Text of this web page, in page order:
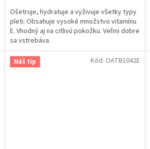
Ošetruje, hydratuje a vyživuje všetky typy
pleti. Obsahuje vysoké množstvo vitamínu
E. Vhodný aj na citlivú pokožku. Veľmi dobre
sa vstrebáva.
Náš tip Kód: OATB1042E